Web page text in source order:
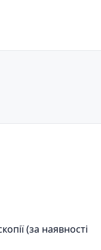
(за наявності